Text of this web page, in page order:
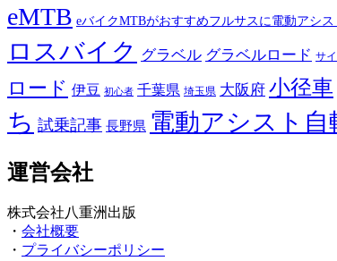
eMTB eバイクMTBがおすすめフルサスに電動アシ
ロスバイク グラベル グラベルロード サ
ロード 伊豆 初心者 千葉県 埼玉県 大阪府 小径車
ち 試乗記事 長野県 電動アシスト自
運営会社
株式会社八重洲出版
・ 会社概要
・ プライバシーポリシー